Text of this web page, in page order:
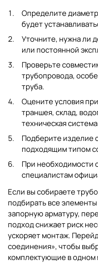
Определите
будет
Уточните, нужна ли
или постоянной
Проверьте
трубопровода,
труба.
Оцените условия
траншея, склад,
техническая
Подберите изделие
подходящим типом
При необходимости
специалистам
Если вы собираете
подбирать все
запорную арматуру,
подход снижает риск
ускоряет монтаж.
соединения», чтобы
комплектующие в одном